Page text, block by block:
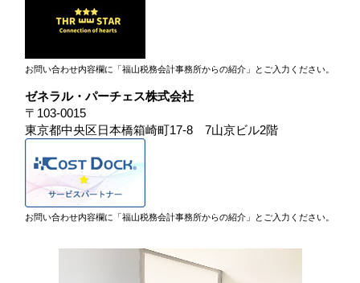
お問い合わせ内容欄に「福山税務会計事務所からの紹介」とご入力ください。
ゼネラル・パーチェス株式会社
〒103-0015
東京都中央区日本橋箱崎町17-8 7山京ビル2階
お問い合わせ内容欄に「福山税務会計事務所からの紹介」とご入力ください。